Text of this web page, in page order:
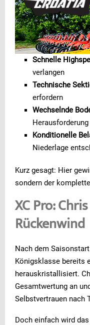
Schnelle
verlangen
Technische
erfordern
Wechselnde
Konditionelle
Niederlage
Kurz gesagt: Hier
sondern der
XC Pro:
Rückenwind
Nach dem
Königsklasse bereits
herauskristallisiert.
Gesamtwertung an
Selbstvertrauen nach
Doch einfach wird